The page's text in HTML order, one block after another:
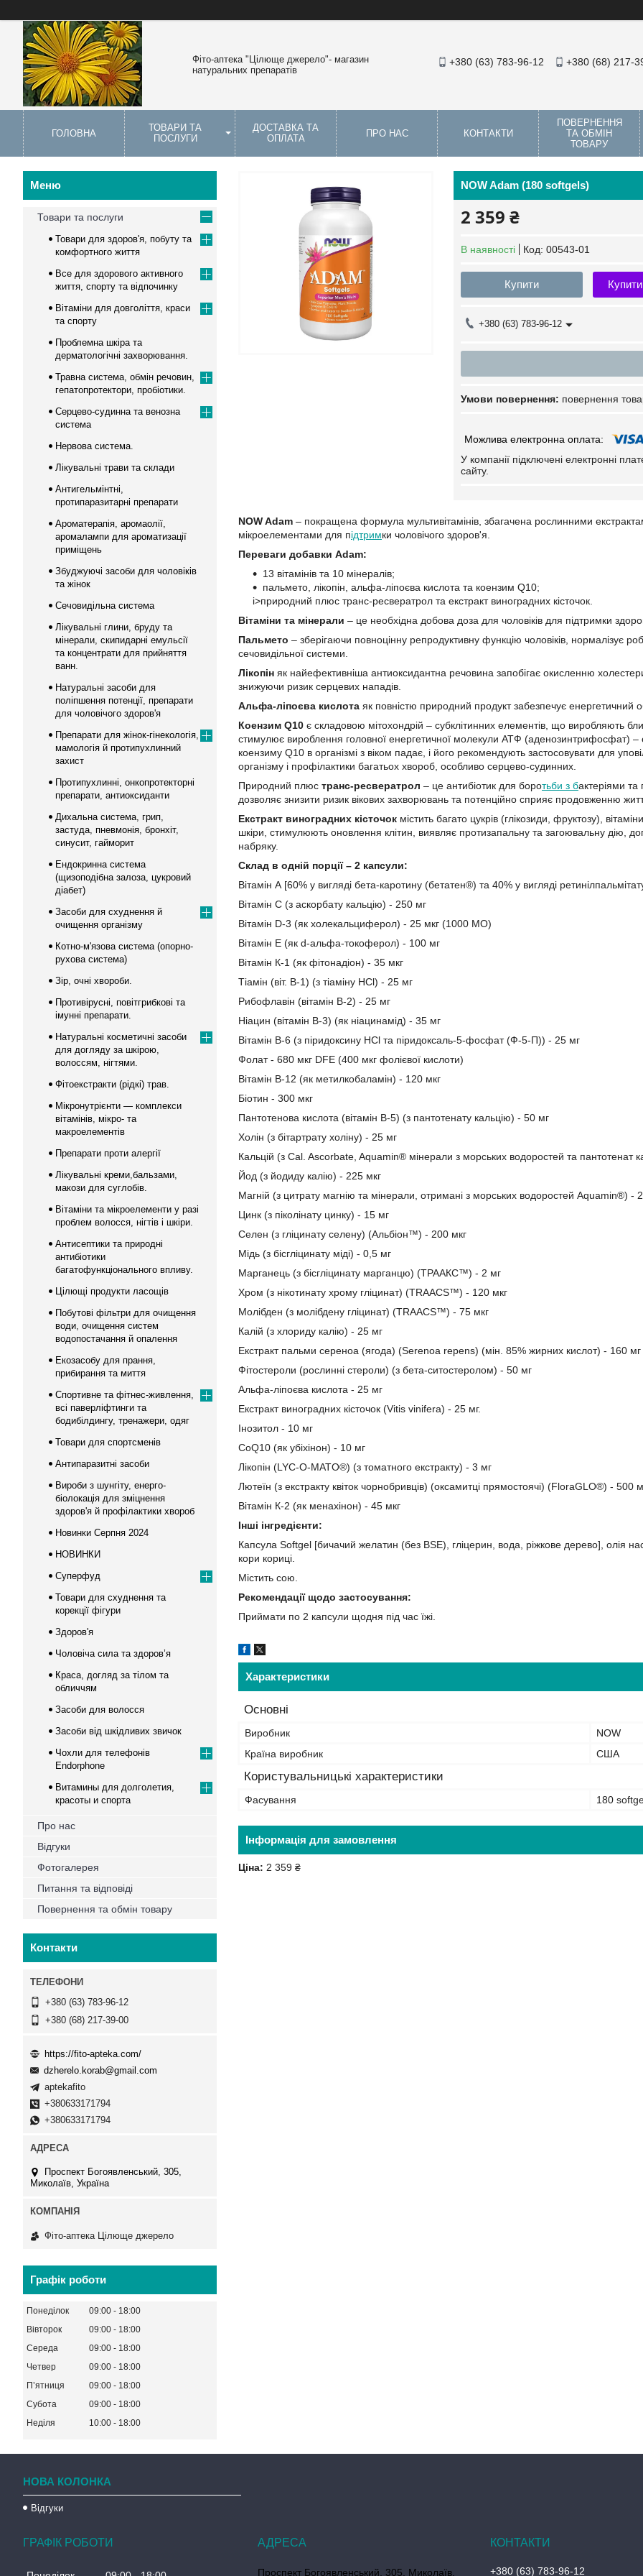
Фіто-аптека "Цілюще джерело"- магазин
натуральних препаратів
+380 (63) 783-96-12 +380 (68) 217-
ГОЛОВНА
ТОВАРИ ТА
ПОСЛУГИ
ДОСТАВКА ТА
ОПЛАТА
ПРО НАС КОНТАКТИ
ПОВЕРНЕННЯ
ТА ОБМІН
ТОВАРУ
NOW Adam (180 softgels)
2 359 ₴
В наявності Код: 00543-01
Купити
+380 (63) 783-96-12
повернення
У компанії підключені електронні
сайту.
NOW Adam – покращена формула мультивітамінів, збагачена рослинними
мікроелементами для підтримки чоловічого здоров'я.
Переваги добавки Adam:
13 вітамінів та 10 мінералів;
пальмето, лікопін, альфа-ліпоєва кислота та коензим Q10;
i>природний плюс транс-ресвератрол та екстракт виноградних кісточок.
Вітаміни та мінерали – це необхідна добова доза для чоловіків для підтримки
Пальмето – зберігаючи повноцінну репродуктивну функцію чоловіків, нормалізує
сечовидільної системи.
Лікопін як найефективніша антиоксидантна речовина запобігає окисленню
знижуючи ризик серцевих нападів.
Альфа-ліпоєва кислота як повністю природний продукт забезпечує енергетичний
Коензим Q10 є складовою мітохондрій – субклітинних елементів, що виробляють
стимулює вироблення головної енергетичної молекули АТФ (аденозинтрифосфат) –
коензиму Q10 в організмі з віком падає, і його рекомендують застосовувати для
організму і профілактики багатьох хвороб, особливо серцево-судинних.
Природний плюс транс-ресвератрол – це антибіотик для боротьби з бактеріями
дозволяє знизити ризик вікових захворювань та потенційно сприяє продовженню
Екстракт виноградних кісточок містить багато цукрів (глікозиди, фруктозу),
шкіри, стимулюють оновлення клітин, виявляє протизапальну та загоювальну дію,
набряку.
Склад в одній порції – 2 капсули:
Вітамін А [60% у вигляді бета-каротину (бетатен®) та 40% у вигляді
Вітамін С (з аскорбату кальцію) - 250 мг
Вітамін D-3 (як холекальциферол) - 25 мкг (1000 МО)
Вітамін Е (як d-альфа-токоферол) - 100 мг
Вітамін К-1 (як фітонадіон) - 35 мкг
Тіамін (віт. B-1) (з тіаміну HCl) - 25 мг
Рибофлавін (вітамін B-2) - 25 мг
Ніацин (вітамін B-3) (як ніацинамід) - 35 мг
Вітамін B-6 (з піридоксину HCl та піридоксаль-5-фосфат (Ф-5-П)) - 25 мг
Фолат - 680 мкг DFE (400 мкг фолієвої кислоти)
Вітамін B-12 (як метилкобаламін) - 120 мкг
Біотин - 300 мкг
Пантотенова кислота (вітамін B-5) (з пантотенату кальцію) - 50 мг
Холін (з бітартрату холіну) - 25 мг
Кальцій (з Cal. Ascorbate, Aquamin® мінерали з морських водоростей та пантотенат
Йод (з йодиду калію) - 225 мкг
Магній (з цитрату магнію та мінерали, отримані з морських водоростей Aquamin®) -
Цинк (з піколінату цинку) - 15 мг
Селен (з гліцинату селену) (Альбіон™) - 200 мкг
Мідь (з бісгліцинату міді) - 0,5 мг
Марганець (з бісгліцинату марганцю) (ТРААКС™) - 2 мг
Хром (з нікотинату хрому гліцинат) (TRAACS™) - 120 мкг
Молібден (з молібдену гліцинат) (TRAACS™) - 75 мкг
Калій (з хлориду калію) - 25 мг
Екстракт пальми сереноа (ягода) (Serenoa repens) (мін. 85% жирних кислот) - 160 мг
Фітостероли (рослинні стероли) (з бета-ситостеролом) - 50 мг
Альфа-ліпоєва кислота - 25 мг
Екстракт виноградних кісточок (Vitis vinifera) - 25 мг.
Інозитол - 10 мг
CoQ10 (як убіхінон) - 10 мг
Лікопін (LYC-O-MATO®) (з томатного екстракту) - 3 мг
Лютеїн (з екстракту квіток чорнобривців) (оксамитці прямостоячі) (FloraGLO®) - 500
Вітамін К-2 (як менахінон) - 45 мкг
Інші інгредієнти:
Капсула Softgel [бичачий желатин (без BSE), гліцерин, вода, ріжкове дерево], олія
кори кориці.
Містить сою.
Рекомендації щодо застосування:
Приймати по 2 капсули щодня під час їжі.
Характеристики
Основні
Виробник
NOW
Країна виробник
США
Користувальницькі характеристики
Фасування 180
Інформація для замовлення
Ціна: 2 359 ₴
Товари та послуги
Товари для здоров'я, побуту та
комфортного життя
Все для здорового активного
життя, спорту та відпочинку
Вітаміни для довголіття, краси
та спорту
Проблемна шкіра та
дерматологічні захворювання.
Травна система, обмін речовин,
гепатопротектори, пробіотики.
Серцево-судинна та венозна
система
Нервова система.
Лікувальні трави та склади
Антигельмінтні,
протипаразитарні препарати
Ароматерапія, аромаолії,
аромалампи для ароматизації
приміщень
Збуджуючі засоби для чоловіків
та жінок
Сечовидільна система
Лікувальні глини, бруду та
мінерали, скипидарні емульсії
та концентрати для прийняття
ванн.
Натуральні засоби для
поліпшення потенції, препарати
для чоловічого здоров'я
Препарати для жінок-гінекологія,
мамологія й протипухлинний
захист
Протипухлинні, онкопротекторні
препарати, антиоксиданти
Дихальна система, грип,
застуда, пневмонія, бронхіт,
синусит, гайморит
Ендокринна система
(щизоподібна залоза, цукровий
діабет)
Засоби для схуднення й
очищення організму
Котно-м'язова система (опорно-
рухова система)
Зір, очні хвороби.
Противірусні, повітгрибкові та
імунні препарати.
Натуральні косметичні засоби
для догляду за шкірою,
волоссям, нігтями.
Фітоекстракти (рідкі) трав.
Мікронутрієнти — комплекси
вітамінів, мікро- та
макроелементів
Препарати проти алергії
Лікувальні креми,бальзами,
макози для суглобів.
Вітаміни та мікроелементи у разі
проблем волосся, нігтів і шкіри.
Антисептики та природні
антибіотики
багатофункціонального впливу.
Цілющі продукти ласощів
Побутові фільтри для очищення
води, очищення систем
водопостачання й опалення
Екозасобу для прання,
прибирання та миття
Спортивне та фітнес-живлення,
всі паверліфтинги та
бодибілдингу, тренажери, одяг
Товари для спортсменів
Антипаразитні засоби
Вироби з шунгіту, енерго-
біолокація для зміцнення
здоров'я й профілактики хвороб
Новинки Серпня 2024
НОВИНКИ
Суперфуд
Товари для схуднення та
корекції фігури
Здоров'я
Чоловіча сила та здоров’я
Краса, догляд за тілом та
обличчям
Засоби для волосся
Засоби від шкідливих звичок
Чохли для телефонів
Endorphone
Витамины для долголетия,
красоты и спорта
Про нас
Відгуки
Фотогалерея
Питання та відповіді
Повернення та обмін товару
Контакти
+380 (63) 783-96-12
+380 (68) 217-39-00
https://fito-apteka.com/
dzherelo.korab@gmail.com
aptekafito
+380633171794
+380633171794
Проспект Богоявленський, 305,
Миколаїв, Україна
Фіто-аптека Цілюще джерело
Графік роботи
Понеділок 09:00
18:00
Вівторок
09:00
18:00
Середа
09:00
18:00
Четвер
09:00
18:00
Пʼятниця
09:00
18:00
Субота
09:00
18:00
Неділя
10:00 18:00
НОВА КОЛОНКА
Відгуки
ГРАФІК РОБОТИ
Проспект Богоявленський, 305, Миколаїв, +380 (63) 783-96-12